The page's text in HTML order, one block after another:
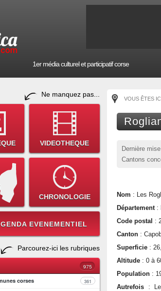
1er média culturel et participatif corse
Ne manquez pas...
VIDEOTHEQUE
CHRONOLOGIE
EVENEMENTIEL
Parcourez-ici les rubriques
975
corses
361
VOUS ÊTES
Dernière
Cantons
Nom : Les
Département:
Code postal :
Canton :
Superficie :
Altitude : 0 à
Population :
Autrefois :